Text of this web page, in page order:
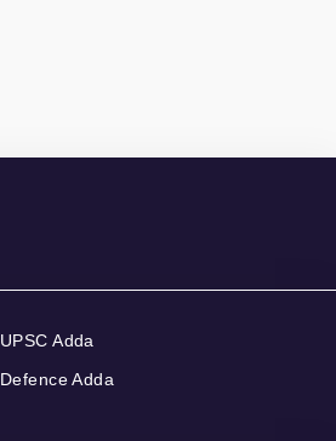
UPSC Adda
Defence Adda